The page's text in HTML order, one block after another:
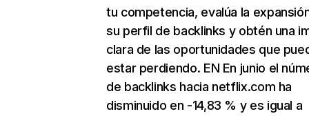
tu competencia, evalúa la
su perfil de backlinks y obtén una
clara de las oportunidades que
estar perdiendo. EN En junio el
de backlinks hacia netflix.com ha
disminuido en -14,83 % y es igual a